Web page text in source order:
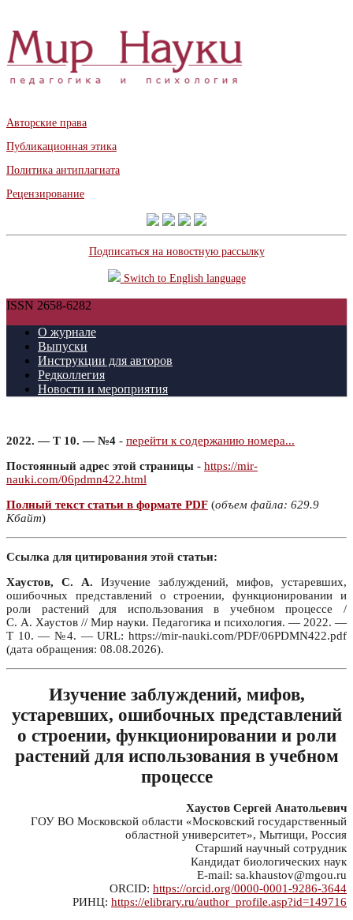
Авторские права
Публикационная этика
Политика антиплагиата
Рецензирование
Подписаться на новостную рассылку
Switch to English language
ISSN 2658-6282
О журнале
Выпуски
Инструкции для авторов
Редколлегия
Новости и мероприятия
2022. — Т 10. — №4 - перейти к содержанию номера...
Постоянный адрес этой страницы - https://mir-
nauki.com/06pdmn422.html
Полный текст статьи в формате PDF (объем файла: 629.9
Кбайт)
Ссылка для цитирования этой статьи:
Хаустов, С. А. Изучение заблуждений, мифов, устаревших,
ошибочных представлений о строении, функционировании и
роли растений для использования в учебном процессе /
С. А. Хаустов // Мир науки. Педагогика и психология. — 2022. —
Т 10. — №4. — URL: https://mir-nauki.com/PDF/06PDMN422.pdf
(дата обращения: 08.08.2026).
Изучение заблуждений, мифов,
устаревших, ошибочных представлений
о строении, функционировании и роли
растений для использования в учебном
процессе
Хаустов Сергей Анатольевич
ГОУ ВО Московской области «Московский государственный
областной университет», Мытищи, Россия
Старший научный сотрудник
Кандидат биологических наук
E-mail: sa.khaustov@mgou.ru
ORCID: https://orcid.org/0000-0001-9286-3644
РИНЦ: https://elibrary.ru/author_profile.asp?id=149716